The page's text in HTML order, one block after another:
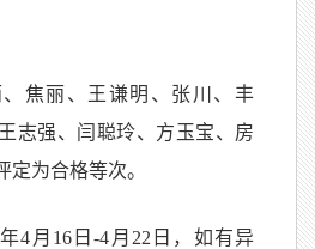
焦丽、王谦明、张川、丰
志强、闫聪玲、方玉宝、房
定为合格等次。
年4月16日-4月22日，如有异